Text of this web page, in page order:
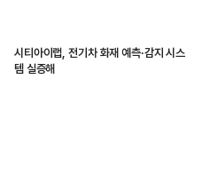
시티아이랩, 전기차 화재 예측·감지 시스
템 실증해